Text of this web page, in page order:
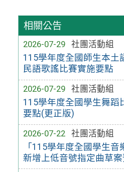
相關公告
2026-07-29
社團活動組
115學年度全國師生本土
民語歌謠比賽實施要點
2026-07-29
社團活動組
115學年度全國學生舞蹈
要點(更正版)
2026-07-22
社團活動組
「115學年度全國學生音
新增上低音號指定曲草